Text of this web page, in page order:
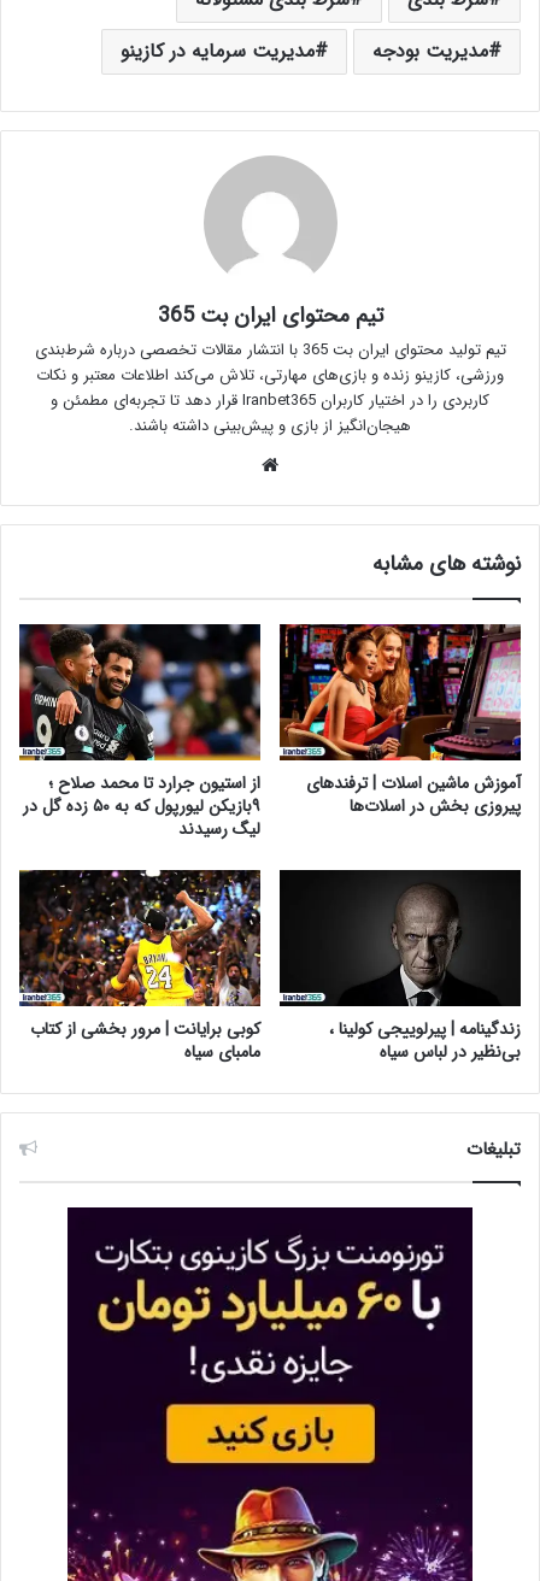
مدیریت بودجه
مدیریت سرمایه در کازینو
تیم محتوای ایران بت 365
تیم تولید محتوای ایران بت 365 با انتشار مقالات تخصصی درباره شرط‌بندی
ورزشی، کازینو زنده و بازی‌های مهارتی، تلاش می‌کند اطلاعات معتبر و نکات
کاربردی را در اختیار کاربران Iranbet365 قرار دهد تا تجربه‌ای مطمئن و
هیجان‌انگیز از بازی و پیش‌بینی داشته باشند.
نوشته های مشابه
آموزش ماشین اسلات | ترفندهای
پیروزی بخش در اسلات‌ها
از استیون جرارد تا محمد صلاح ؛
۹بازیکن لیورپول که به ۵۰ زده گل در
لیگ رسیدند
زندگینامه | پیرلوییجی کولینا ،
بی‌نظیر در لباس سیاه
کوبی برایانت | مرور بخشی از کتاب
مامبای سیاه
تبلیغات